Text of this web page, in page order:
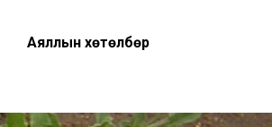
Аяллын хөтөлбөр